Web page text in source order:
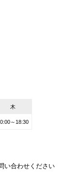
木
～18:30
い合わせください